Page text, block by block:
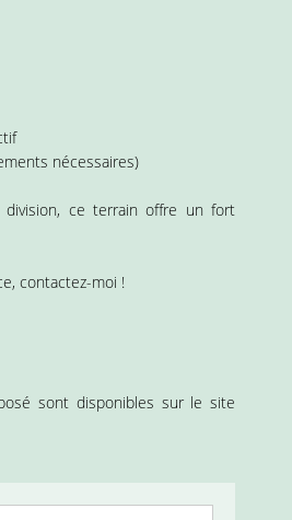
nécessaires)
ce terrain offre un fort
contactez-moi !
sont disponibles sur le site